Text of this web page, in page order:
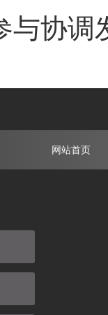
与协调
网站首页